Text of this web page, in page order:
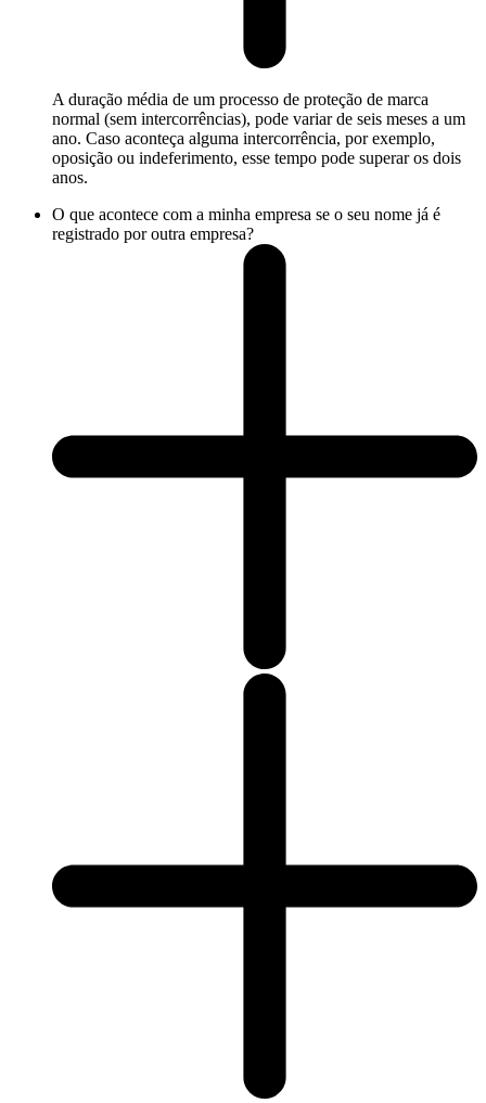
A duração média de um processo de proteção de marca
normal (sem intercorrências), pode variar de seis meses a um
ano. Caso aconteça alguma intercorrência, por exemplo,
oposição ou indeferimento, esse tempo pode superar os dois
anos.
O que acontece com a minha empresa se o seu nome já é
registrado por outra empresa?